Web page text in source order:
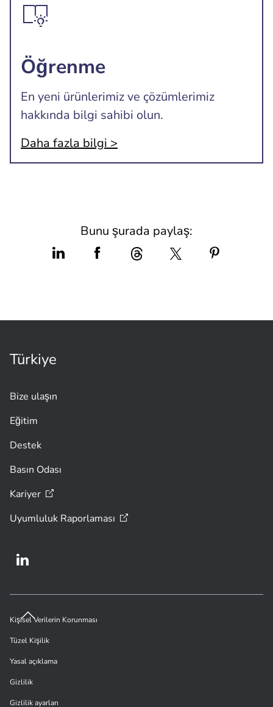
Öğrenme
En yeni ürünlerimiz ve çözümlerimiz
hakkında bilgi sahibi olun.
Daha fazla bilgi >
Bunu şurada paylaş:
Türkiye
Bize ulaşın
Eğitim
Destek
Basın Odası
Kariyer
Uyumluluk Raporlaması
Kişisel Verilerin Korunması
Tüzel Kişilik
Yasal açıklama
Gizlilik
Gizlilik ayarları